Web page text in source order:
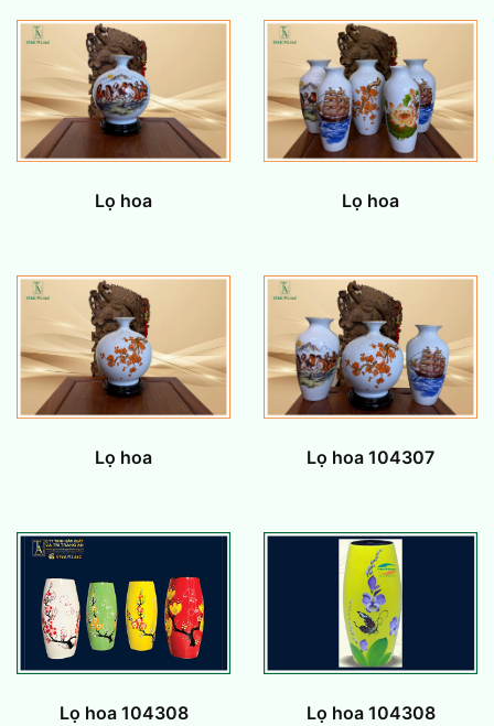
Lọ hoa Lọ hoa
Lọ hoa Lọ hoa 104307
Lọ hoa 104308 Lọ hoa 104308